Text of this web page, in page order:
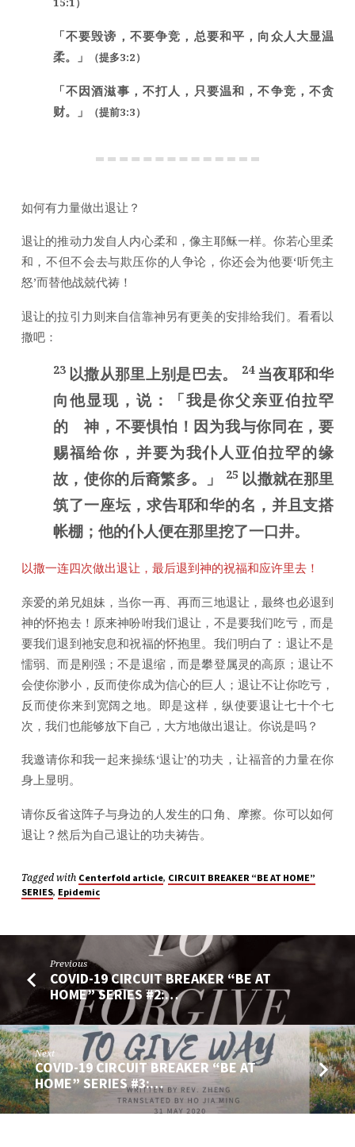
「不要毁谤，不要争竞，总要和平，向众人大显温
柔。」
（提多3:2）
「不因酒滋事，不打人，只要温和，不争竞，不贪
财。」
（提前3:3）
如何有力量做出退让？
退让的推动力发自人内心柔和，像主耶稣一样。你若心里柔
和，不但不会去与欺压你的人争论，你还会为他要‘听凭主
怒’而替他战兢代祷！
退让的拉引力则来自信靠神另有更美的安排给我们。看看以
撒吧：
23 以撒从那里上别是巴去。 24 当夜耶和华
向他显现，说：「我是你父亲亚伯拉罕
的 神，不要惧怕！因为我与你同在，要
赐福给你，并要为我仆人亚伯拉罕的缘
故，使你的后裔繁多。」
25 以撒就在那里
筑了一座坛，求告耶和华的名，并且支搭
帐棚；他的仆人便在那里挖了一口井。
以撒一连四次做出退让，最后退到神的祝福和应许里去！
亲爱的弟兄姐妹，当你一再、再而三地退让，最终也必退到
神的怀抱去！原来神吩咐我们退让，不是要我们吃亏，而是
要我们退到祂安息和祝福的怀抱里。我们明白了：退让不是
懦弱、而是刚强；不是退缩，而是攀登属灵的高原；退让不
会使你渺小，反而使你成为信心的巨人；退让不让你吃亏，
反而使你来到宽阔之地。即是这样，纵使要退让七十个七
次，我们也能够放下自己，大方地做出退让。你说是吗？
我邀请你和我一起来操练‘退让’的功夫，让福音的力量在你
身上显明。
请你反省这阵子与身边的人发生的口角、摩擦。你可以如何
退让？然后为自己退让的功夫祷告。
Tagged with Centerfold article, CIRCUIT BREAKER “BE AT HOME”
SERIES, Epidemic
Previous
COVID-19 CIRCUIT BREAKER “BE AT
HOME” SERIES #2:…
Next
COVID-19 CIRCUIT BREAKER “BE AT
HOME” SERIES #3:…